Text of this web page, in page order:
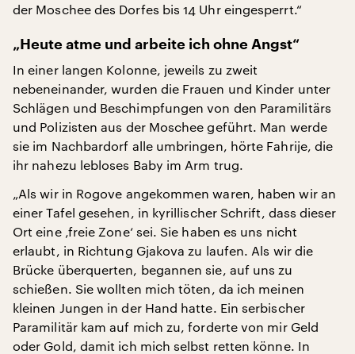
der Moschee des Dorfes bis 14 Uhr eingesperrt.“
„Heute atme und arbeite ich ohne Angst“
In einer langen Kolonne, jeweils zu zweit
nebeneinander, wurden die Frauen und Kinder unter
Schlägen und Beschimpfungen von den Paramilitärs
und Polizisten aus der Moschee geführt. Man werde
sie im Nachbardorf alle umbringen, hörte Fahrije, die
ihr nahezu lebloses Baby im Arm trug.
„Als wir in Rogove angekommen waren, haben wir an
einer Tafel gesehen, in kyrillischer Schrift, dass dieser
Ort eine ‚freie Zone‘ sei. Sie haben es uns nicht
erlaubt, in Richtung Gjakova zu laufen. Als wir die
Brücke überquerten, begannen sie, auf uns zu
schießen. Sie wollten mich töten, da ich meinen
kleinen Jungen in der Hand hatte. Ein serbischer
Paramilitär kam auf mich zu, forderte von mir Geld
oder Gold, damit ich mich selbst retten könne. In